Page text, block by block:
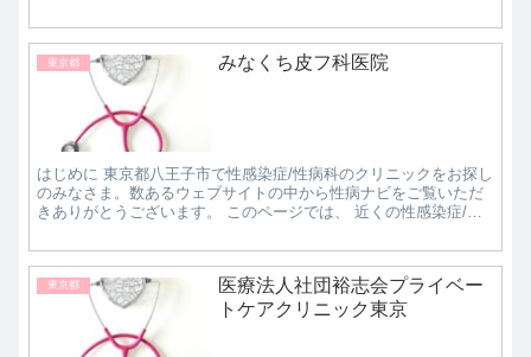
東京都 みなくち皮フ科医院
はじめに 東京都八王子市で性感染症/性病科のクリニックをお探し
のみなさま。数あるウェブサイトの中から性病ナビをご覧いただ
きありがとうございます。 このページでは、 近くの性感染症/性
東京都
医療法人社団裕志会プライベー
トケアクリニック東京